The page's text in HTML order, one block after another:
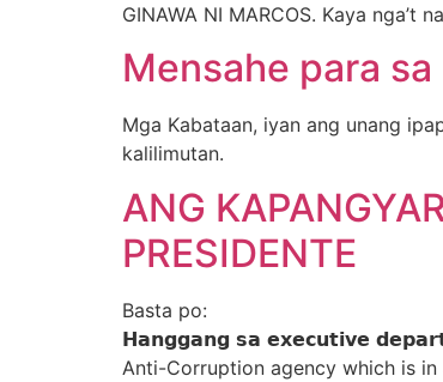
GINAWA NI MARCOS. Kaya nga’t
Mensahe para
Mga Kabataan, iyan ang unang
kalilimutan.
ANG
PRESIDENTE
Basta po:
𝗛𝗮𝗻𝗴𝗴𝗮𝗻𝗴 𝘀𝗮 𝗲𝘅𝗲𝗰𝘂𝘁𝗶𝘃𝗲
Anti-Corruption agency which is